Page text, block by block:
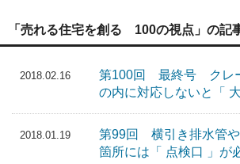
「売れる住宅を創る 100の視点」の記
2018.02.16
第100回 最終号 クレー
の内に対応しないと「
2018.01.19
第99回 横引き排水管や
箇所には「 点検口 」が